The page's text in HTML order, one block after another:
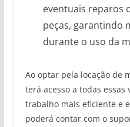
eventuais reparos
peças, garantindo
durante o uso da
Ao optar pela locação de
terá acesso a todas
trabalho mais eficiente e
poderá contar com o